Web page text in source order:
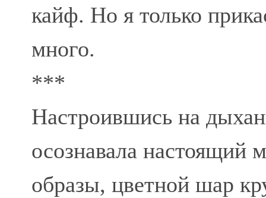
кайф. Но я только
много.
***
Настроившись на
осознавала настоящий
образы, цветной шар